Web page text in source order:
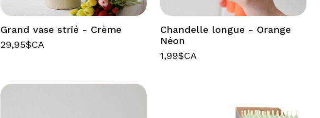
Grand vase strié - Crème
29,95$CA
Chandelle longue - Orange
Néon
1,99$CA